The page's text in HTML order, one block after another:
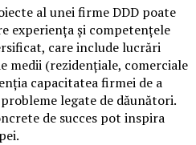
al unei firme DDD poate
experiența și competențele
care include lucrări
medii (rezidențiale, comerciale
capacitatea firmei de a
legate de dăunători.
de succes pot inspira